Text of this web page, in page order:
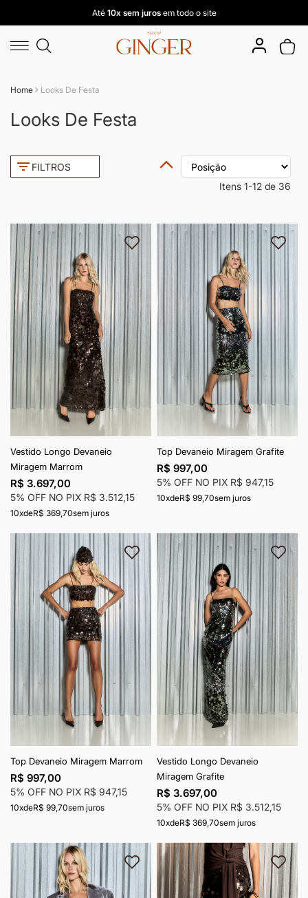
Meu
para
Home Looks De Festa
Até 10x sem jurosem todo o site
Looks De Festa
FILTROS
Itens 1-12 de 36
Definir
Direção
Decrescente
Vestido Longo Devaneio
Miragem Marrom
R$ 3.697,00
5% OFF NO PIX R$ 3.512,15
10xdeR$ 369,70sem juros
Adicionar à lista de desejos
Top Devaneio Miragem Grafite
R$ 997,00
5% OFF NO PIX R$ 947,15
10xdeR$ 99,70sem juros
Top Devaneio Miragem Marrom
R$ 997,00
5% OFF NO PIX R$ 947,15
10xdeR$ 99,70sem juros
Adicionar à lista de desejos
Vestido Longo Devaneio
Miragem Grafite
R$ 3.697,00
5% OFF NO PIX R$ 3.512,15
10xdeR$ 369,70sem juros
Adicionar à lista de desejos